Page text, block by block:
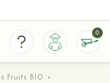
0
Fruits BIO ›